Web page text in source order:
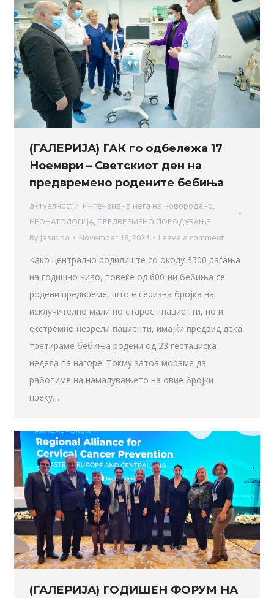
(ГАЛЕРИЈА) ГАК го одбележа 17
Ноември – Светскиот ден на
предвремено родените бебиња
актуелности Интензивна нега на новородено
НЕОНАТОЛОГИЈА, ПРЕДВРЕМЕНО ПОРОДУВАЊЕ
By Jasmina November 18, 2024 Leave a comment
Како централно родилиште со околу 3500 раѓања
на годишно ниво, повеќе од 600-ни бебиња се
родени предвреме, што е серизна бројка на
исклучително мали по старост пациенти, но и
екстремно незрели пациенти, имајќи предвид дека
третираме бебиња родени од 23 гестациска
недела па нагоре. Токму затоа мораме да
работиме на намалувањето на овие бројки
преку…
(ГАЛЕРИЈА) ГОДИШЕН ФОРУМ НА